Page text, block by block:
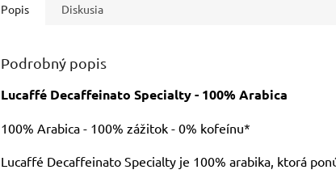
Popis Diskusia
Podrobný popis
Lucaffé Decaffeinato Specialty - 100% Arabica
100% Arabica - 100% zážitok - 0% kofeínu*
Lucaffé Decaffeinato Specialty je 100% arabika, ktorá